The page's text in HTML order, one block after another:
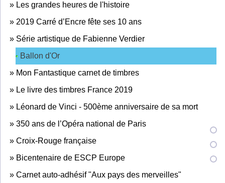
» Les grandes heures de l'histoire
» 2019 Carré d’Encre fête ses 10 ans
» Série artistique de Fabienne Verdier
Ballon d'Or
» Mon Fantastique carnet de timbres
» Le livre des timbres France 2019
» Léonard de Vinci - 500ème anniversaire de sa mort
» 350 ans de l’Opéra national de Paris
» Croix-Rouge française
» Bicentenaire de ESCP Europe
» Carnet auto-adhésif "Aux pays des merveilles"